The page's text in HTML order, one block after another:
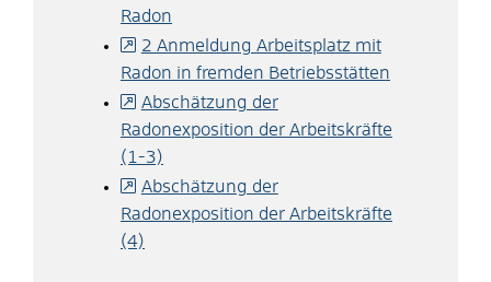
Radon
2 Anmeldung Arbeitsplatz mit
Radon in fremden Betriebsstätten
Abschätzung der
Radonexposition der Arbeitskräfte
(1-3)
Abschätzung der
Radonexposition der Arbeitskräfte
(4)